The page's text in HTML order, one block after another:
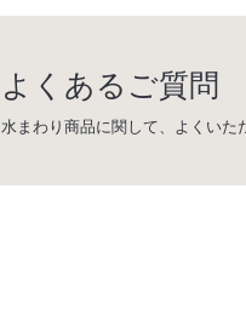
よくあるご質問
水まわり商品に関して、よくいた